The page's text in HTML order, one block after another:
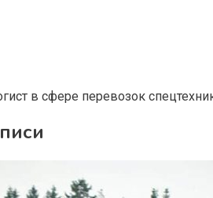
в сфере перевозок